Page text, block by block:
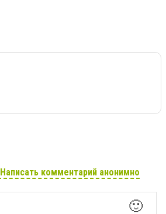
Написать комментарий анонимно
🙂